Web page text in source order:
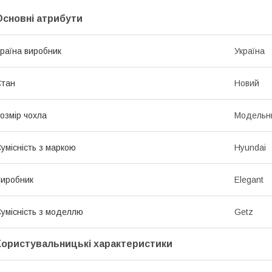
атрибути
виробник Україна
Новий
чохла
з маркою Hyundai
Elegant
з моделлю Getz
характеристики